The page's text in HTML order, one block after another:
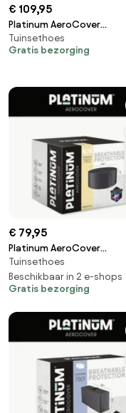
€ 109,95
Platinum AeroCover
Loungesethoes hoekset
300x300x100xH70
Tuinsethoes
Gratis bezorging
€ 79,95
Platinum AeroCover
Tuinsethoes ø200xH85
Tuinsethoes
Beschikbaar in 2 e-shops
Gratis bezorging